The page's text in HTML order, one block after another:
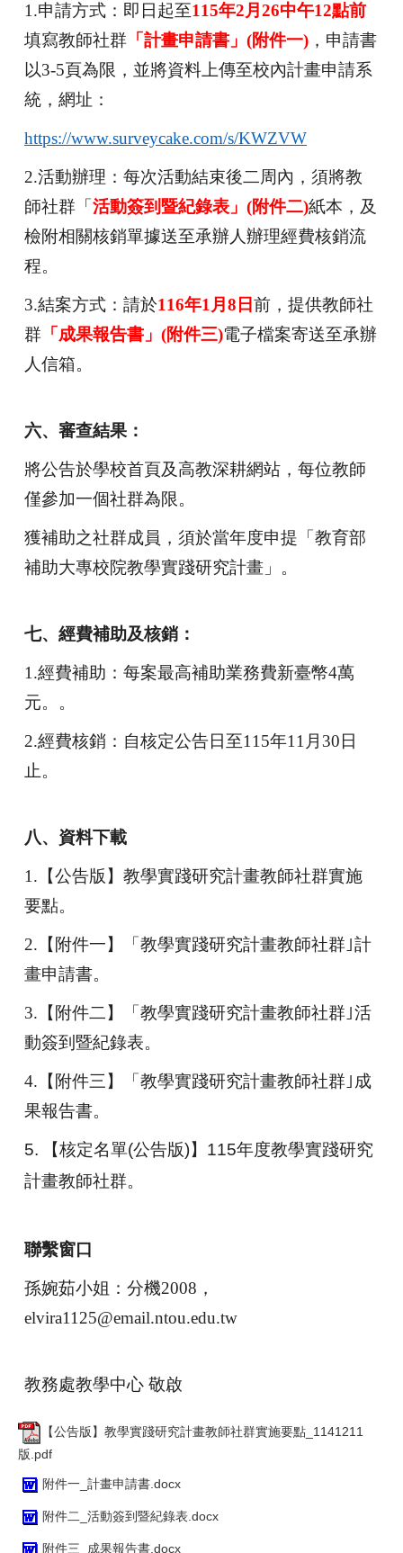
1.申請方式：即日起至115年2月26中午12點前
填寫教師社群 「計畫申請書」(附件一) ，申請書
以3-5頁為限，並將資料上傳至校內計畫申請系
統，網址：
https://www.surveycake.com/s/KWZVW
2.活動辦理：每次活動結束後二周內，須將教
師社群「 活動簽到暨紀錄表」(附件二)紙本，及
檢附相關核銷單據送至承辦人辦理經費核銷流
程。
3.結案方式：請於116年1月8日前，提供教師社
群 「成果報告書」(附件三)電子檔案寄送至承辦
人信箱。
六、審查結果：
將公告於學校首頁及高教深耕網站，每位教師
僅參加一個社群為限。
獲補助之社群成員，須於當年度申提「教育部
補助大專校院教學實踐研究計畫」。
七、經費補助及核銷：
1.經費補助：每案最高補助業務費新臺幣4萬
元。。
2.經費核銷：自核定公告日至115年11月30日
止。
八、資料下載
1. 【公告版】教學實踐研究計畫教師社群實施
要點。
2. 【附件一】「教學實踐研究計畫教師社群｣計
畫申請書。
3. 【附件二】「教學實踐研究計畫教師社群｣活
動簽到暨紀錄表。
4. 【附件三】「教學實踐研究計畫教師社群｣成
果報告書。
5.
【核定名單(公告版)】115年度教學實踐研究
計畫教師社群。
聯繫窗口
孫婉茹小姐：分機2008，
elvira1125@email.ntou.edu.tw
教務處教學中心 敬啟
【公告版】教學實踐研究計畫教師社群實施要點_1141211
版.pdf
附件一_計畫申請書.docx
附件二_活動簽到暨紀錄表.docx
附件三_成果報告書.docx